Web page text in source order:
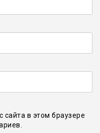
в этом браузере